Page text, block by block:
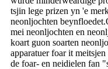
tsjin lege prizen yn 'e
neonljochten
mei neonljochten en
koart guon soarten
apparatuer foar it
de foar- en neidielen fan